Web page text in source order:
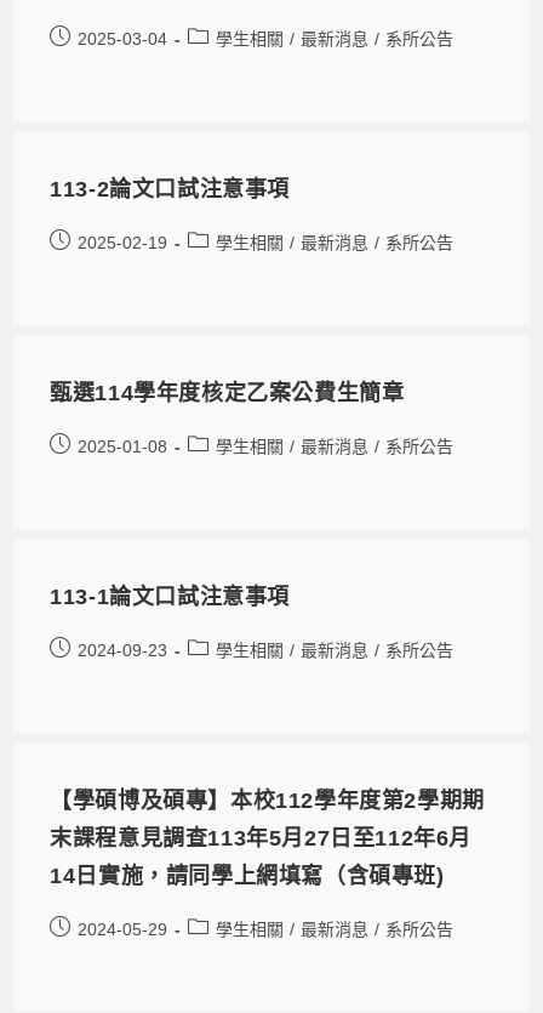
2025-03-04 學生相關 / 最新消息 / 系所公告
113-2論文口試注意事項
2025-02-19 學生相關 / 最新消息 / 系所公告
甄選114學年度核定乙案公費生簡章
2025-01-08 學生相關 / 最新消息 / 系所公告
113-1論文口試注意事項
2024-09-23 學生相關 / 最新消息 / 系所公告
【學碩博及碩專】本校112學年度第2學期期
末課程意見調查113年5月27日至112年6月
14日實施，請同學上網填寫（含碩專班)
2024-05-29 學生相關 / 最新消息 / 系所公告